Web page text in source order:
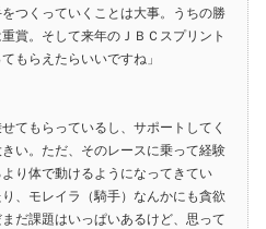
つくっていくことは大事。うちの勝
賞。そして来年のＪＢＣスプリント
もらえたらいいですね」
てもらっているし、サポートしてく
い。ただ、そのレースに乗って経験
り体で動けるようになってきてい
、モレイラ（騎手）なんかにも貪欲
だ課題はいっぱいあるけど、思って